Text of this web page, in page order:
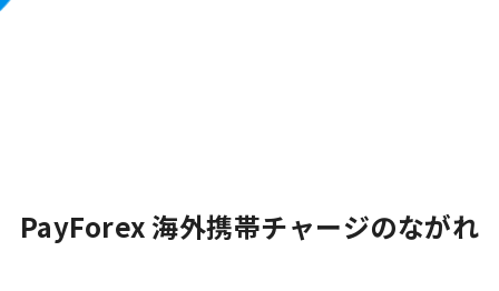
PayForex 海外携帯チャージのながれ